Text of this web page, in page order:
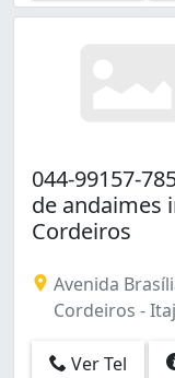
044-99157-
de andaimes
Cordeiros
Avenida
Cordeiros -
Ver Tel